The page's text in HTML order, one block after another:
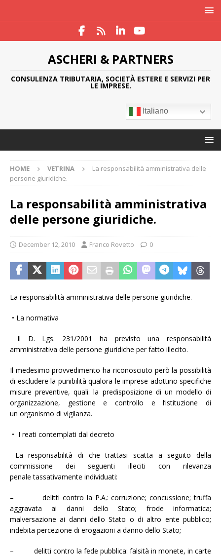
ASCHERI & PARTNERS
CONSULENZA TRIBUTARIA, SOCIETÀ ESTERE E SERVIZI PER
LE IMPRESE.
Italiano
HOME VETRINA
La responsabilità amministrativa delle
persone giuridiche.
La responsabilità amministrativa
delle persone giuridiche.
December 12, 2010 Franco Rovetto 0
La responsabilità amministrativa delle persone giuridiche.
• La normativa
Il D. Lgs. 231/2001 ha previsto una responsabilità
amministrativa delle persone giuridiche per fatto illecito.
Il medesimo provvedimento ha riconosciuto però la possibilità
di escludere la punibilità qualora le imprese adottino specifiche
misure preventive, quali: la predisposizione di un modello di
organizzazione, gestione e controllo e l’istituzione di
un organismo di vigilanza.
• I reati contemplati dal decreto
La responsabilità di che trattasi scatta a seguito della
commissione dei seguenti illeciti con rilevanza
penale tassativamente individuati:
– delitti contro la P.A.: corruzione; concussione; truffa
aggravata ai danni dello Stato; frode informatica;
malversazione ai danni dello Stato o di altro ente pubblico;
indebita percezione di erogazioni a danno dello Stato;
– delitti contro la fede pubblica: falsità in monete, in carte